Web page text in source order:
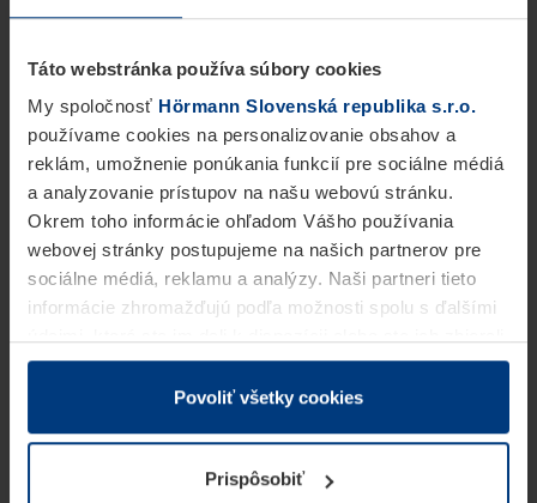
Táto webstránka používa súbory cookies
My spoločnosť Hörmann Slovenská republika s.r.o.
používame cookies na personalizovanie obsahov a
reklám, umožnenie ponúkania funkcií pre sociálne médiá
a analyzovanie prístupov na našu webovú stránku.
Okrem toho informácie ohľadom Vášho používania
webovej stránky postupujeme na našich partnerov pre
sociálne médiá, reklamu a analýzy. Naši partneri tieto
informácie zhromažďujú podľa možnosti spolu s ďalšími
v rámci Vášho využívania služieb.
Z právneho hľadiska môžeme cookies ukladať na Vašom
prevádzku tejto stránky. Pre všetky ostatné typy cookie
potrebujeme Vaše povolenie. Vaše povolenie môžete
Povoliť všetky cookies
Prispôsobiť